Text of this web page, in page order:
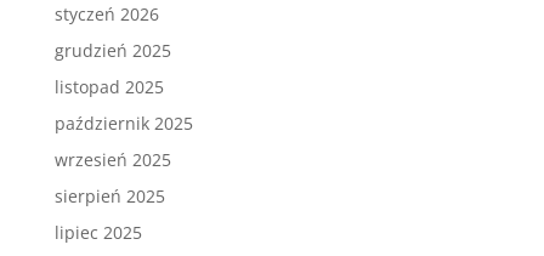
styczeń 2026
grudzień 2025
listopad 2025
październik 2025
wrzesień 2025
sierpień 2025
lipiec 2025